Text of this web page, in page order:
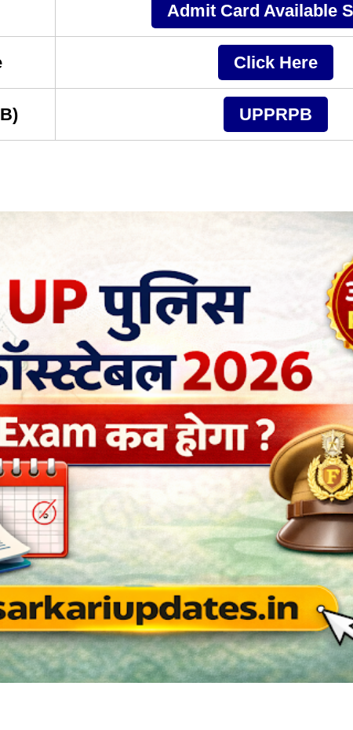
Admit Card Available
Click Here
UPPRPB